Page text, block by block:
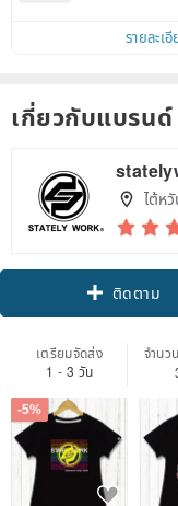
within 7 days!
รายละเ
เกี่ยวกับแบรนด์
ไต้ห
ติดตาม
เตรียมจัดส่ง
1 - 3 วัน
จำน
-5%